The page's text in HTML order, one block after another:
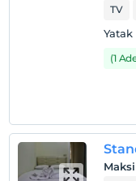
En geç saat 12:00
Evcil Hayvan
Evcil hayvan kabul
TV
(1